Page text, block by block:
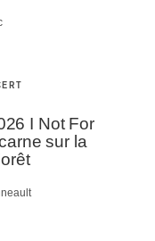
I Not For
sur la